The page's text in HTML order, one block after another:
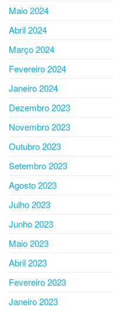
Maio 2024
Abril 2024
Março 2024
Fevereiro 2024
Janeiro 2024
Dezembro 2023
Novembro 2023
Outubro 2023
Setembro 2023
Agosto 2023
Julho 2023
Junho 2023
Maio 2023
Abril 2023
Fevereiro 2023
Janeiro 2023